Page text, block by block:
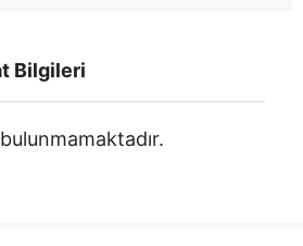
Bilgileri